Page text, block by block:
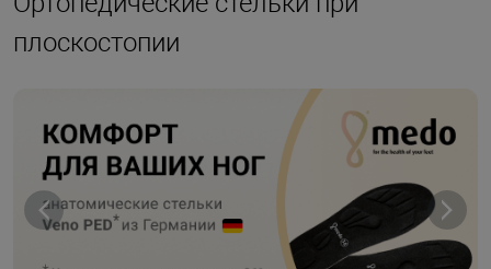
плоскостопии